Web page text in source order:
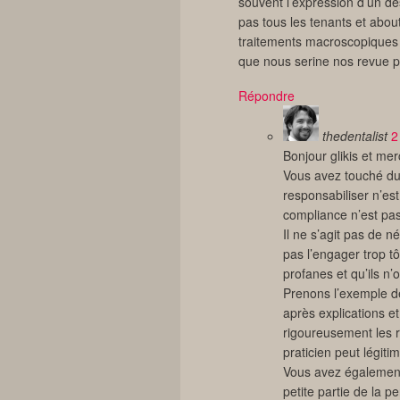
pas tous les tenants et
traitements
que nous serine nos revue
Répondre
thedentalist
Bonjour glikis et
Vous avez touché
responsabiliser
compliance n’est
Il ne s’agit pas de
pas l’engager trop
profanes et qu’ils
Prenons l’exemple
après explications
rigoureusement les
praticien peut
Vous avez
petite partie de la